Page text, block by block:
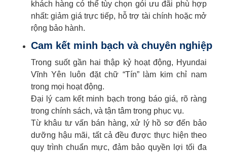
khách hàng có thể tùy chọn gói ưu đãi phù hợp
nhất: giảm giá trực tiếp, hỗ trợ tài chính hoặc mở
rộng bảo hành.
Cam kết minh bạch và chuyên nghiệp
Trong suốt gần hai thập kỷ hoạt động, Hyundai
Vĩnh Yên luôn đặt chữ “Tín” làm kim chỉ nam
trong mọi hoạt động.
Đại lý cam kết minh bạch trong báo giá, rõ ràng
trong chính sách, và tận tâm trong phục vụ.
Từ khâu tư vấn bán hàng, xử lý hồ sơ đến bảo
dưỡng hậu mãi, tất cả đều được thực hiện theo
quy trình chuẩn mực, đảm bảo quyền lợi tối đa